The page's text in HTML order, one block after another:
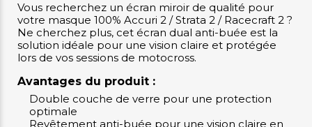
Vous recherchez un écran miroir de qualité pour
votre masque 100% Accuri 2 / Strata 2 / Racecraft 2 ?
Ne cherchez plus, cet écran dual anti-buée est la
solution idéale pour une vision claire et protégée
lors de vos sessions de motocross.
Avantages du produit :
Double couche de verre pour une protection
optimale
Revêtement anti-buée pour une vision claire en